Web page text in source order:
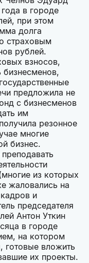
в городе
при этом
долга
страховым
рублей.
взносов,
бизнесменов,
предложила не
с бизнесменов
им
резонное
многие
бизнес.
из которых
жаловались на
и
председателя
Антон Уткин
в городе
на котором
готовые вложить
их проекты.